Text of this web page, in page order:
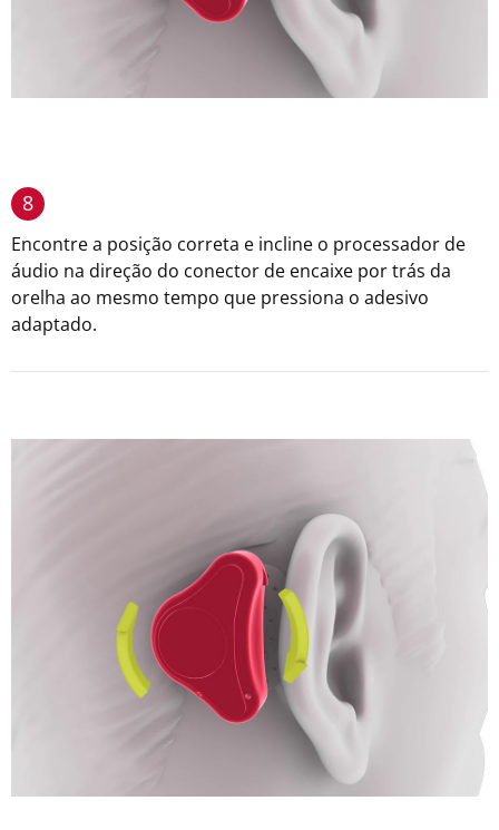
8
Encontre a posição correta e incline o processador de
áudio na direção do conector de encaixe por trás da
orelha ao mesmo tempo que pressiona o adesivo
adaptado.